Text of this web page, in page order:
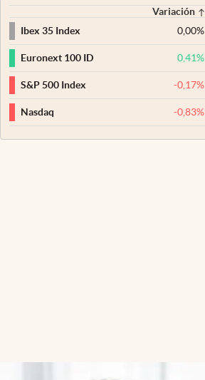
Variación
Ibex 35 Index
0,00%
Euronext 100 ID 0,41%
S&P 500 Index -0,17%
Nasdaq -0,83%